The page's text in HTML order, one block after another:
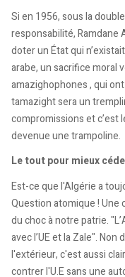
Si en 1956, sous la
responsabilité, Ramdane
doter un État qui
arabe, un sacrifice moral
amazighophones , qui
tamazight sera un
compromissions et c’est
devenue une trampoline.
Le tout pour mieux
Est-ce que l'Algérie a
Question atomique ! Une
du choc à notre patrie.
avec l’UE et la Zale".
l'extérieur, c'est aussi
contrer l'U.E sans une